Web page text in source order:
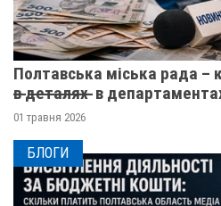
Полтавська міська рада –
в̶ ̶д̶е̶т̶а̶л̶я̶х̶ ̶ в
01 травня 2026
БЛОГИ